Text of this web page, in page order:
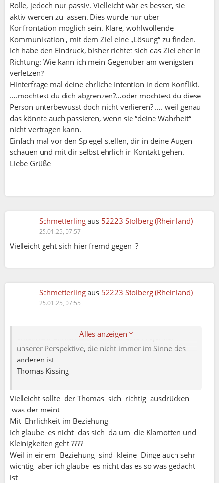
Rolle, jedoch nur passiv. Vielleicht wär es besser, sie
aktiv werden zu lassen. Dies würde nur über
Konfrontation möglich sein. Klare, wohlwollende
Kommunikation , mit dem Ziel eine „Lösung“ zu finden.
Ich habe den Eindruck, bisher richtet sich das Ziel eher in
Richtung: Wie kann ich mein Gegenüber am wenigsten
verletzen?
Hinterfrage mal deine ehrliche Intention in dem Konflikt.
….möchtest du dich abgrenzen?…oder möchtest du diese
Person unterbewusst doch nicht verlieren? …. weil genau
das könnte auch passieren, wenn sie “deine Wahrheit“
nicht vertragen kann.
Einfach mal vor den Spiegel stellen, dir in deine Augen
schauen und mit dir selbst ehrlich in Kontakt gehen.
Liebe Grüße
Schmetterling aus 52223 Stolberg (Rheinland)
25.01.25, 07:57
Vielleicht geht sich hier fremd gegen ?
Schmetterling aus 52223 Stolberg (Rheinland)
25.01.25, 07:55
Alles anzeigen
• Lerne, zuzuhören : Ehrlichkeit ist keine
Einbahnstrasse. Dein Gegenüber hat ebenfalls
eine Perspektive. Indem Du zuhörst, kannst Du
Deine eigene Sichtweise überprüfen und verstehst
besser, warum manche Wahrheiten vielleicht
schwer zu akzeptieren sind.
Letztlich liegt die Verantwortung immer bei
beiden Seiten: bei Dir, für eine respektvolle und
konstruktive Kommunikation, und bei Deinem
Gegenüber, für die Offenheit, Feedback
anzunehmen und zu verarbeiten. Ein achtsamer
Umgang mit Ehrlichkeit kann Beziehungen
stärken, erfordert aber oft Fingerspitzengefühl
Danke für diesen Auszug aus deinem Buch!
Aus meiner Sicht fordert der Text zu einer wichtigen
Reflexion über Ehrlichkeit, doch bleibt die Frage
erstrebenswert ist. Vielleicht ist es nicht immer die
Aufrichtigkeit, die Beziehungen stärkt, sondern das
Bewusstsein, wann Schweigen weiser ist. Ist es
wirklich immer nötig, die eigene „Wahrheit“
erkennen? Ehrlichkeit ist oft nur eine Projektion
unserer Perspektive, die nicht immer im Sinne des
anderen ist.
Thomas Kissing
Vielleicht sollte der Thomas sich richtig ausdrücken
was der meint
Mit Ehrlichkeit im Beziehung
Ich glaube es nicht das sich da um die Klamotten und
Kleinigkeiten geht ????
Weil in einem Beziehung sind kleine Dinge auch sehr
wichtig aber ich glaube es nicht das es so was gedacht
ist